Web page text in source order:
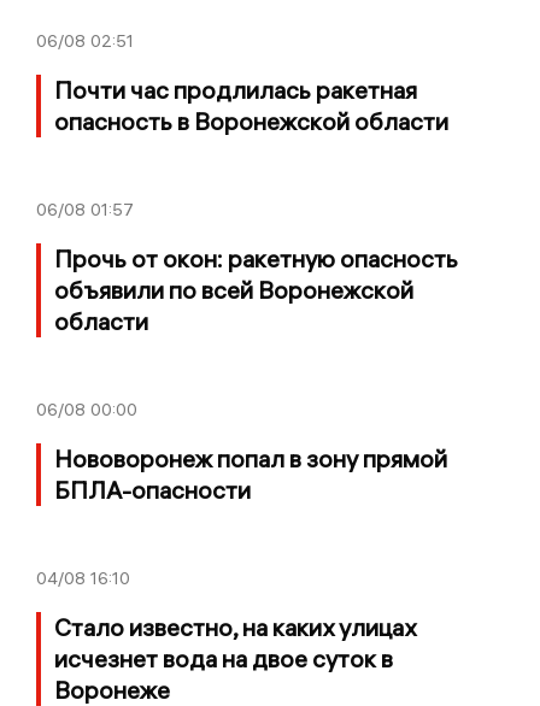
06/08 02:51
Почти час продлилась ракетная
опасность в Воронежской области
06/08 01:57
Прочь от окон: ракетную опасность
объявили по всей Воронежской
области
06/08 00:00
Нововоронеж попал в зону прямой
БПЛА-опасности
04/08 16:10
Стало известно, на каких улицах
исчезнет вода на двое суток в
Воронеже